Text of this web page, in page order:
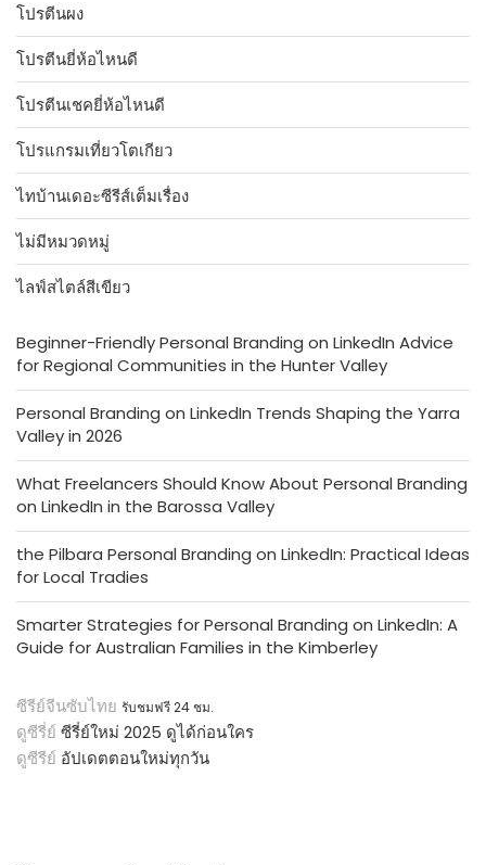
โปรตีนผง
โปรตีนยี่ห้อไหนดี
โปรตีนเชคยี่ห้อไหนดี
โปรแกรมเที่ยวโตเกียว
ไทบ้านเดอะซีรีส์เต็มเรื่อง
ไม่มีหมวดหมู่
ไลฟ์สไตล์สีเขียว
Beginner-Friendly Personal Branding on LinkedIn Advice
for Regional Communities in the Hunter Valley
Personal Branding on LinkedIn Trends Shaping the Yarra
Valley in 2026
What Freelancers Should Know About Personal Branding
on LinkedIn in the Barossa Valley
the Pilbara Personal Branding on LinkedIn: Practical Ideas
for Local Tradies
Smarter Strategies for Personal Branding on LinkedIn: A
Guide for Australian Families in the Kimberley
ซีรีย์จีนซับไทย รับชมฟรี 24 ชม.
ดูซีรี่ย์ ซีรี่ย์ใหม่ 2025 ดูได้ก่อนใคร
ดูซีรีย์ อัปเดตตอนใหม่ทุกวัน